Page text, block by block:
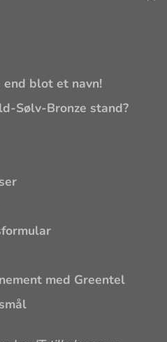
end blot et navn!
Sølv-Bronze stand?
med Greentel